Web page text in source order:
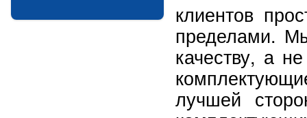
клиентов
пределами.
качеству, а
лучшей